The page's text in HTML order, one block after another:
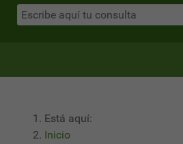
Está aquí:
Inicio